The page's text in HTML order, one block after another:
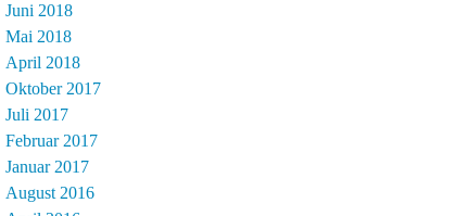
Juni 2018
Mai 2018
April 2018
Oktober 2017
Juli 2017
Februar 2017
Januar 2017
August 2016